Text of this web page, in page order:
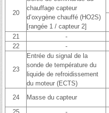
20
chauffage capteur
d’oxygène chauffé (HO2S)
[rangée 1 / capteur 2]
21
-
22
-
23
Entrée du signal de la
sonde de température du
liquide de refroidissement
du moteur (ECTS)
24 Masse du capteur